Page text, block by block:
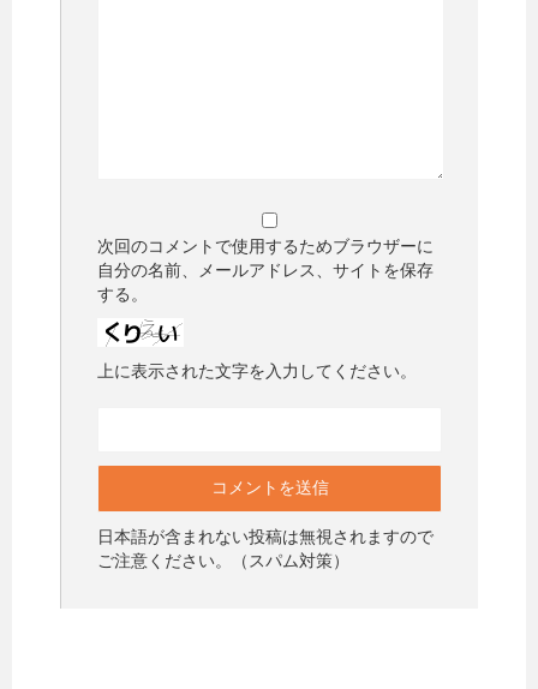
次回のコメントで使用するためブラウザーに
自分の名前、メールアドレス、サイトを保存
する。
上に表示された文字を入力してください。
日本語が含まれない投稿は無視されますので
ご注意ください。（スパム対策）